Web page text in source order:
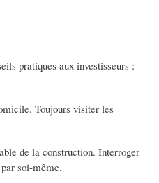
pratiques aux investisseurs :
Toujours visiter les
de la construction. Interroger
soi-même.